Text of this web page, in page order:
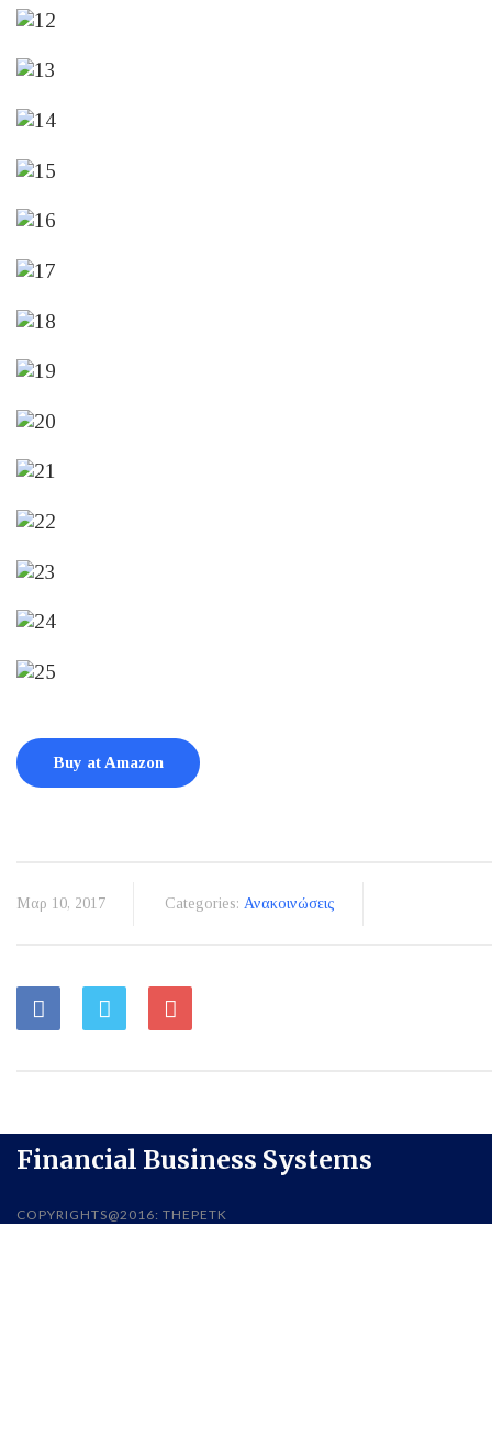
Buy at Amazon
Μαρ 10, 2017 Categories: Ανακοινώσεις
Financial Business Systems
COPYRIGHTS@2016: THEPETK